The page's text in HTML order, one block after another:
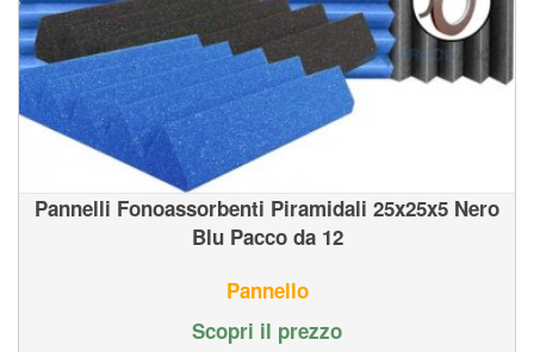
Pannelli Fonoassorbenti Piramidali 25x25x5 Nero
Blu Pacco da 12
Pannello
Scopri il prezzo